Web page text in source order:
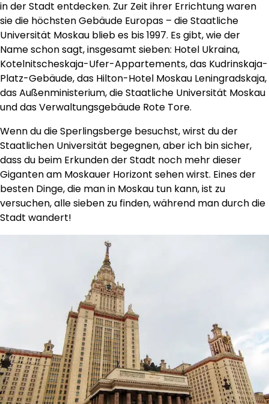
in der Stadt entdecken. Zur Zeit ihrer Errichtung waren
sie die höchsten Gebäude Europas – die Staatliche
Universität Moskau blieb es bis 1997. Es gibt, wie der
Name schon sagt, insgesamt sieben: Hotel Ukraina,
Kotelnitscheskaja-Ufer-Appartements, das Kudrinskaja-
Platz-Gebäude, das Hilton-Hotel Moskau Leningradskaja,
das Außenministerium, die Staatliche Universität Moskau
und das Verwaltungsgebäude Rote Tore.
Wenn du die Sperlingsberge besuchst, wirst du der
Staatlichen Universität begegnen, aber ich bin sicher,
dass du beim Erkunden der Stadt noch mehr dieser
Giganten am Moskauer Horizont sehen wirst. Eines der
besten Dinge, die man in Moskau tun kann, ist zu
versuchen, alle sieben zu finden, während man durch die
Stadt wandert!